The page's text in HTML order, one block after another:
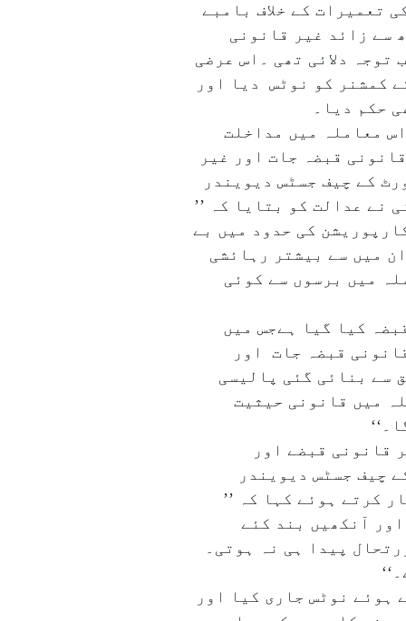
تعمیرات کے خلاف بامبے
سے زائد غیر قانونی
دلائی تھی ۔اس عرضی
کمشنر کو نوٹس دیا اور
حکم دیا۔
معاملہ میں مداخلت
قبضہ جات اور غیر
کے چیف جسٹس دیویندر
نے عدالت کو بتایا کہ ’’
کی حدود میں بے
میں سے بیشتر رہائشی
میں برسوں سے کوئی
کیا گیا ہےجس میں
ہیں۔ دستاویزی ریکارڈ کے مطابق پورے شہر میں ۱۶۹؍ غیر قانونی قبضہ جات اور
سے بنائی گئی پالیسی
میں قانونی حیثیت
قانونی قبضے اور
چیف جسٹس دیویندر
کرتے ہوئے کہا کہ ’’
آنکھیں بند کئے
پیدا ہی نہ ہوتی۔
ہوئے نوٹس جاری کیا اور